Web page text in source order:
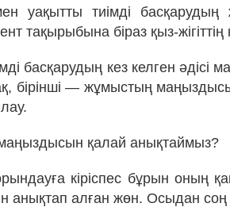
уақытты тиімді
тақырыбына біраз қыз-
басқарудың кез келген әдісі
бірінші — жұмыстың
қалай анықтаймыз?
кіріспес бұрын оның
анықтап алған жөн. Осыдан